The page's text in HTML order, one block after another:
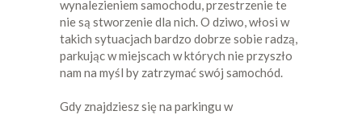
wynalezieniem samochodu, przestrzenie te
nie są stworzenie dla nich. O dziwo, włosi w
takich sytuacjach bardzo dobrze sobie radzą,
parkując w miejscach w których nie przyszło
nam na myśl by zatrzymać swój samochód.
Gdy znajdziesz się na parkingu w